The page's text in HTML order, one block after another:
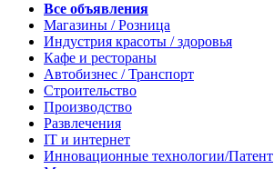
Все объявления
Магазины / Розница
Индустрия красоты / здоровья
Кафе и рестораны
Автобизнес / Транспорт
Строительство
Производство
Развлечения
IT и интернет
Инновационные технологии/Патент